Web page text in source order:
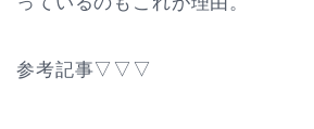
参考記事▽▽▽